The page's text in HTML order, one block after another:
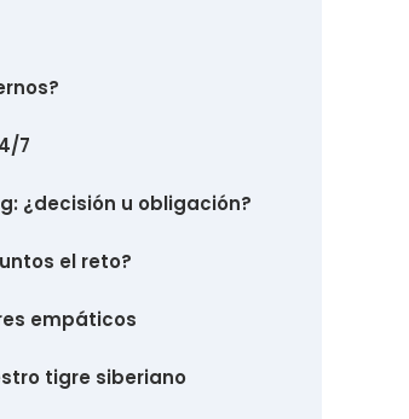
7
¿decisión u obligación?
el reto?
empáticos
tigre siberiano